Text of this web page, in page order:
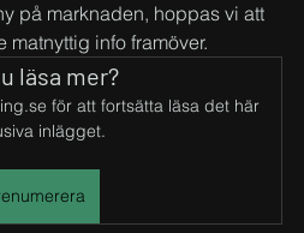
på marknaden, hoppas vi att
info framöver.
läsa mer?
för att fortsätta läsa det här
inlägget.